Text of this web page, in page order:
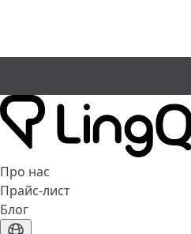
Про нас
Прайс-лист
Блог